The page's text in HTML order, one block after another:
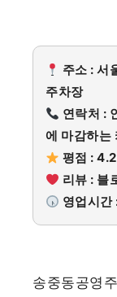
주소 : 서
주차장
연락처 :
에 마감하는
평점 :
리뷰 : 블
영업시간
송중동공영